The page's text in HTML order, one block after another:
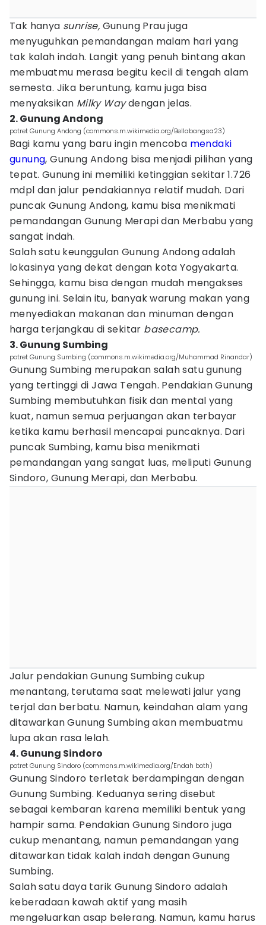
Tak hanya sunrise, Gunung Prau juga
menyuguhkan pemandangan malam hari yang
tak kalah indah. Langit yang penuh bintang akan
membuatmu merasa begitu kecil di tengah alam
semesta. Jika beruntung, kamu juga bisa
menyaksikan Milky Waydengan jelas.
2. Gunung Andong
potret Gunung Andong (commons.m.wikimedia.org/Bellabangsa23)
Bagi kamu yang baru ingin mencoba mendaki
gunung, Gunung Andong bisa menjadi pilihan yang
tepat. Gunung ini memiliki ketinggian sekitar 1.726
mdpl dan jalur pendakiannya relatif mudah. Dari
puncak Gunung Andong, kamu bisa menikmati
pemandangan Gunung Merapi dan Merbabu yang
sangat indah.
Salah satu keunggulan Gunung Andong adalah
lokasinya yang dekat dengan kota Yogyakarta.
Sehingga, kamu bisa dengan mudah mengakses
gunung ini. Selain itu, banyak warung makan yang
menyediakan makanan dan minuman dengan
harga terjangkau di sekitar basecamp.
3. Gunung Sumbing
potret Gunung Sumbing (commons.m.wikimedia.org/Muhammad Rinandar)
Gunung Sumbing merupakan salah satu gunung
yang tertinggi di Jawa Tengah. Pendakian Gunung
Sumbing membutuhkan fisik dan mental yang
kuat, namun semua perjuangan akan terbayar
ketika kamu berhasil mencapai puncaknya. Dari
puncak Sumbing, kamu bisa menikmati
pemandangan yang sangat luas, meliputi Gunung
Sindoro, Gunung Merapi, dan Merbabu.
Jalur pendakian Gunung Sumbing cukup
menantang, terutama saat melewati jalur yang
terjal dan berbatu. Namun, keindahan alam yang
ditawarkan Gunung Sumbing akan membuatmu
lupa akan rasa lelah.
4. Gunung Sindoro
potret Gunung Sindoro (commons.m.wikimedia.org/Endah both)
Gunung Sindoro terletak berdampingan dengan
Gunung Sumbing. Keduanya sering disebut
sebagai kembaran karena memiliki bentuk yang
hampir sama. Pendakian Gunung Sindoro juga
cukup menantang, namun pemandangan yang
ditawarkan tidak kalah indah dengan Gunung
Sumbing.
Salah satu daya tarik Gunung Sindoro adalah
keberadaan kawah aktif yang masih
mengeluarkan asap belerang. Namun, kamu harus